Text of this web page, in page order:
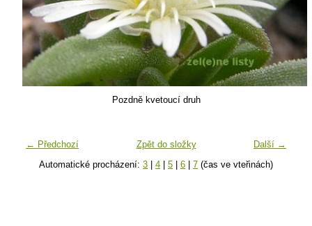
Pozdně kvetoucí druh
← Předchozí Další →
Zpět do složky
Automatické procházení: 3 | 4 | 5 | 6 | 7 (čas ve vteřinách)